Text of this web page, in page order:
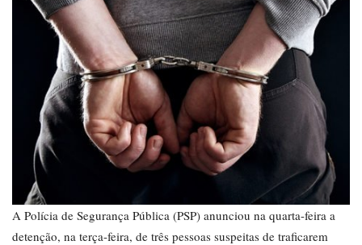
A Polícia de Segurança Pública (PSP) anunciou na quarta-feira a
detenção, na terça-feira, de três pessoas suspeitas de traficarem